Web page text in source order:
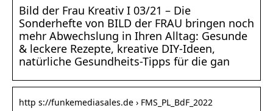
Bild der Frau Kreativ I 03/21 – Die
Sonderhefte von BILD der FRAU bringen noch
mehr Abwechslung in Ihren Alltag: Gesunde
& leckere Rezepte, kreative DIY-Ideen,
natürliche Gesundheits-Tipps für die gan
http s://funkemediasales.de › FMS_PL_BdF_2022